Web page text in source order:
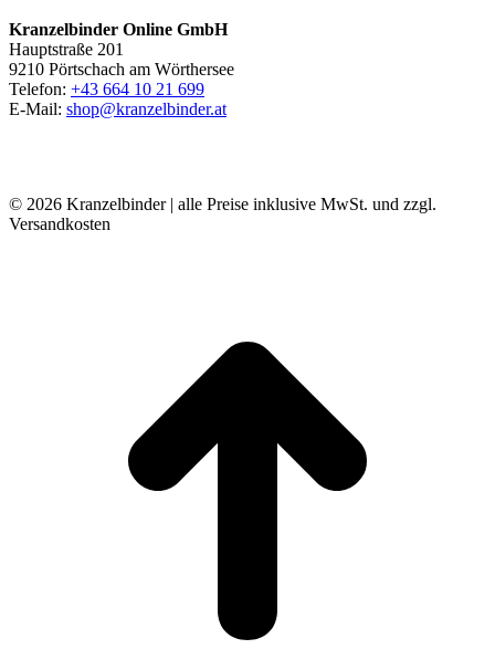
Kranzelbinder Online GmbH
Hauptstraße 201
9210 Pörtschach am Wörthersee
Telefon: +43 664 10 21 699
E-Mail: shop@kranzelbinder.at
© 2026 Kranzelbinder | alle Preise inklusive MwSt. und zzgl.
Versandkosten